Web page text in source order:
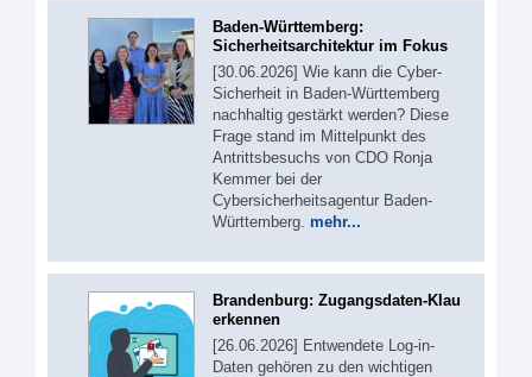
Baden-Württemberg:
Sicherheitsarchitektur im Fokus
[30.06.2026] Wie kann die Cyber-
Sicherheit in Baden-Württemberg
nachhaltig gestärkt werden? Diese
Frage stand im Mittelpunkt des
Antrittsbesuchs von CDO Ronja
Kemmer bei der
Cybersicherheitsagentur Baden-
Württemberg. mehr...
Brandenburg: Zugangsdaten-Klau
erkennen
[26.06.2026] Entwendete Log-in-
Daten gehören zu den wichtigen